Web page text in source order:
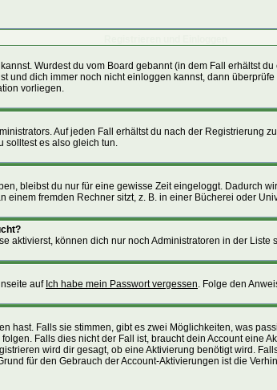
Wurdest du vom Board gebannt (in dem Fall erhältst
und dich immer noch nicht einloggen kannst, dann
vorliegen.
Auf jeden Fall erhältst du nach der Registrierung
solltest es also gleich tun.
bleibst du nur für eine gewisse Zeit eingeloggt. Dadurch
fremden Rechner sitzt, z. B. in einer Bücherei oder
aktivierst, können dich nur noch Administratoren in der Liste
auf Ich habe mein Passwort vergessen. Folge den
hast. Falls sie stimmen, gibt es zwei Möglichkeiten, was
Falls dies nicht der Fall ist, braucht dein Account eine
wird dir gesagt, ob eine Aktivierung benötigt wird.
für den Gebrauch der Account-Aktivierungen ist die